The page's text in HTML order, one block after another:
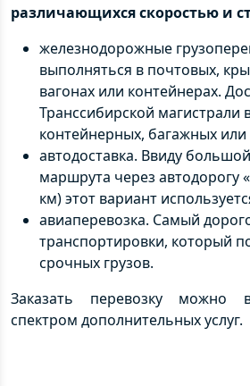
различающихся скоростью и
железнодорожные
выполняться в почтовых,
вагонах или контейнерах.
Транссибирской магистрали
контейнерных, багажных или
автодоставка. Ввиду
маршрута через автодорогу
км) этот вариант
авиаперевозка. Самый
транспортировки, который
срочных грузов.
Заказать перевозку можно
спектром дополнительных услуг.